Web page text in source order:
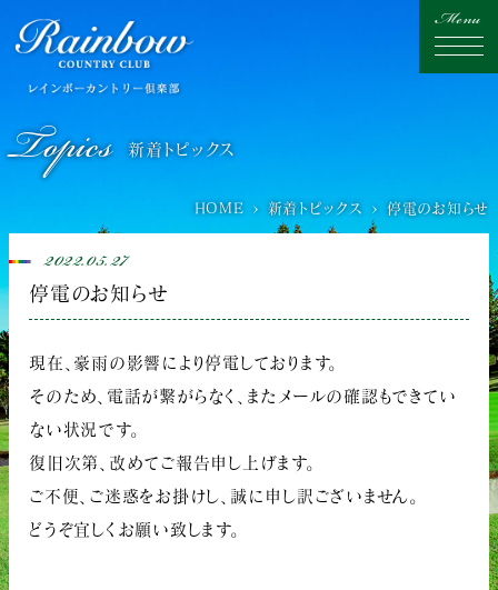
Topics 新着トピックス
HOME 新着トピックス 停電のお知らせ
2022.05.27
停電のお知らせ
現在、豪雨の影響により停電しております。
そのため、電話が繋がらなく、またメールの確認もできてい
ない状況です。
復旧次第、改めてご報告申し上げます。
ご不便、ご迷惑をお掛けし、誠に申し訳ございません。
どうぞ宜しくお願い致します。